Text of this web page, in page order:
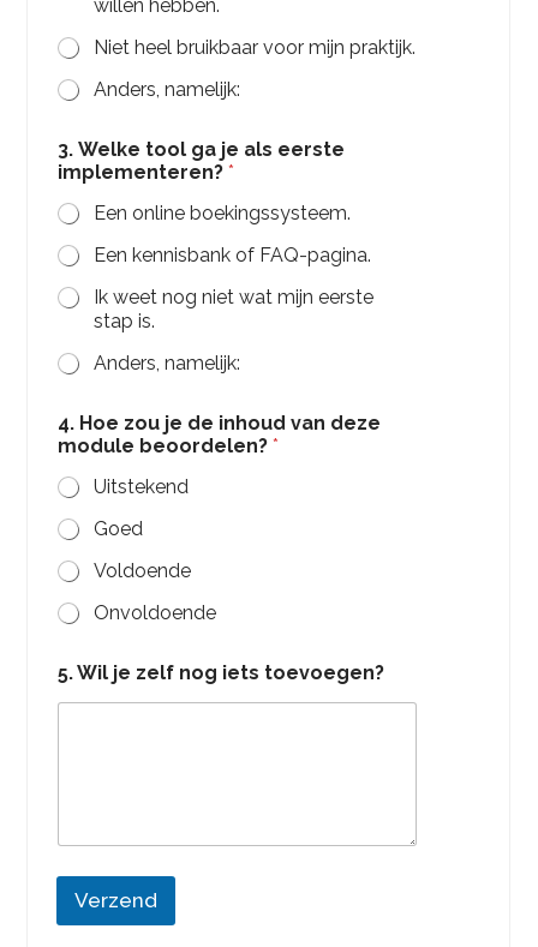
willen hebben.
Niet heel bruikbaar voor mijn praktijk.
Anders, namelijk:
3. Welke tool ga je als eerste
implementeren?*
Een online boekingssysteem.
Een kennisbank of FAQ-pagina.
Ik weet nog niet wat mijn eerste
stap is.
Anders, namelijk:
4. Hoe zou je de inhoud van deze
module beoordelen?*
Uitstekend
Goed
Voldoende
Onvoldoende
o
e
5. Wil je zelf nog iets toevoegen?
Verzend